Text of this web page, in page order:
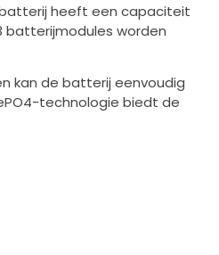
batterij heeft een capaciteit
batterijmodules worden
kan de batterij eenvoudig
technologie biedt de